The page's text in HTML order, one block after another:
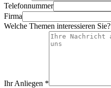
Telefonnummer
Firma
Welche Themen interessieren
Ihr Anliegen *